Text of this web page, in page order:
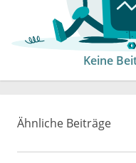
Keine
Ähnliche Beiträge